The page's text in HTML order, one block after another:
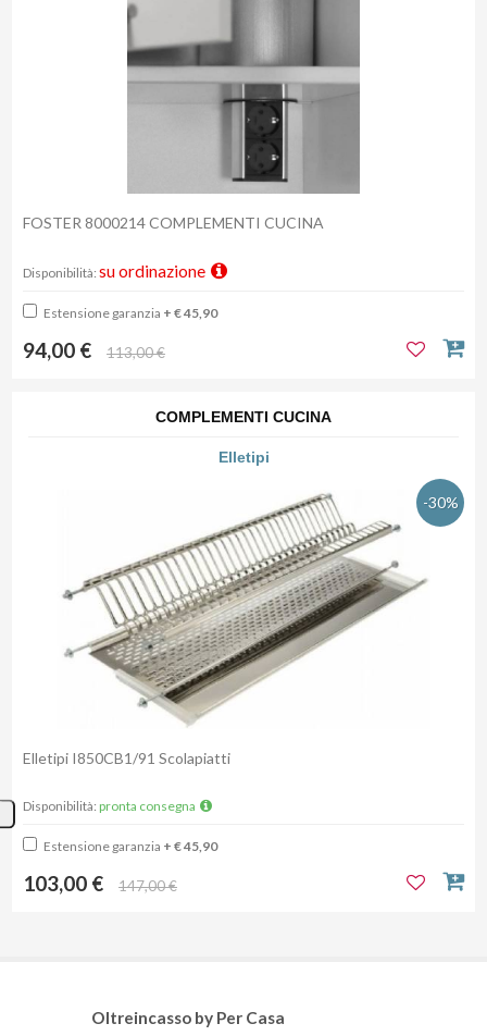
FOSTER 8000214 COMPLEMENTI CUCINA
Disponibilità: su ordinazione
Estensione garanzia + € 45,90
94,00 € 113,00 €
COMPLEMENTI CUCINA
Elletipi
-30%
Elletipi I850CB1/91 Scolapiatti
Disponibilità: pronta consegna
Estensione garanzia + € 45,90
103,00 € 147,00 €
Oltreincasso by Per Casa